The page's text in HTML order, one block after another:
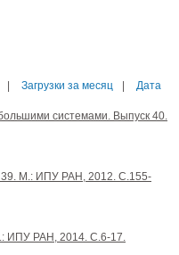
Загрузки за месяц Дата
системами. Выпуск 40.
39. М.: ИПУ РАН, 2012. С.155-
ИПУ РАН, 2014. С.6-17.